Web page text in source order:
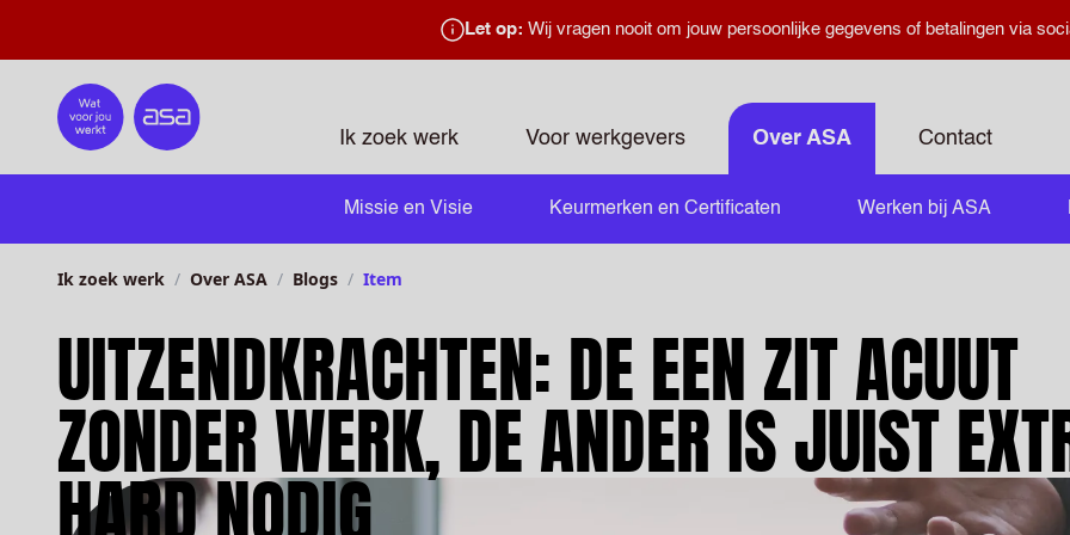
Let op: Wij vragen nooit om jouw persoonlijke gegevens of betalingen via
Home Ik zoek werk Voor werkgevers Over ASA Contact
Missie en Visie Keurmerken en Certificaten Werken bij ASA
Ik zoek werk Over ASA Blogs Item
UITZENDKRACHTEN: DE EEN ZIT ACUUT
ZONDER WERK, DE ANDER IS JUIST
HARD NODIG